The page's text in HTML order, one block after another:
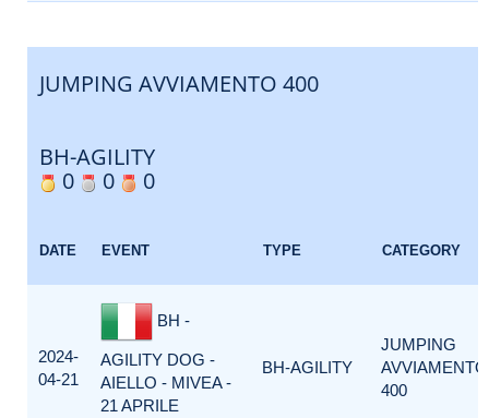
JUMPING AVVIAMENTO 400
BH-AGILITY
0
0 0
DATE EVENT TYPE CATEGORY
2024-
04-21
BH -
AGILITY DOG -
AIELLO - MIVEA -
21 APRILE
BH-AGILITY
JUMPING
AVVIAMENTO
400